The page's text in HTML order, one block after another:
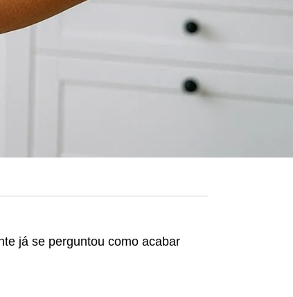
já se perguntou como acabar